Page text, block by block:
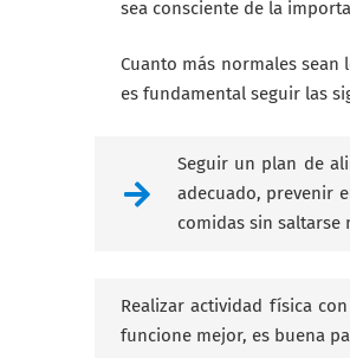
sea consciente de la
Cuanto más normales
es fundamental seguir las
Seguir un plan de
adecuado, prevenir
comidas sin
Realizar actividad física
funcione mejor, es buena